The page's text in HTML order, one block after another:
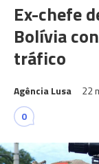
Ex-chefe
Bolívia
tráfico
Agência Lusa 22
0